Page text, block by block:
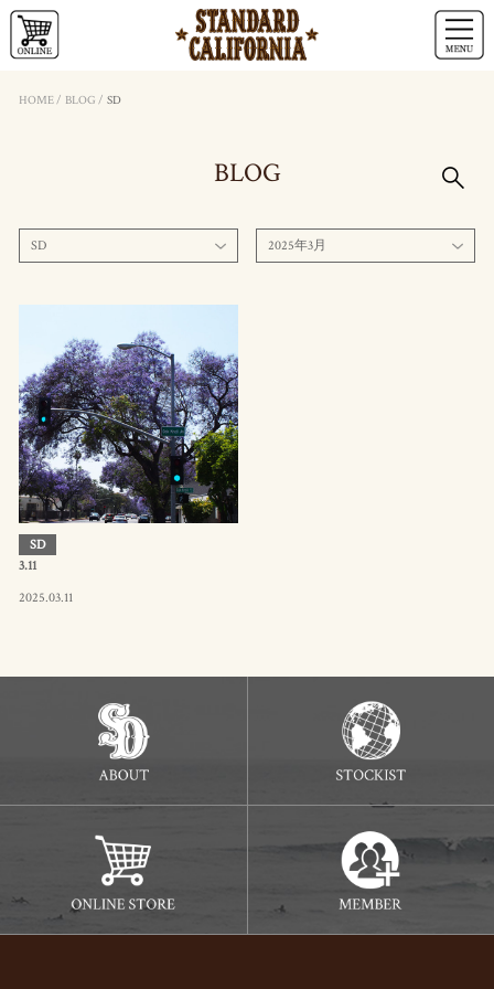
HOME/ BLOG / SD
BLOG
SD 2025年3月
SD
3.11
2025.03.11